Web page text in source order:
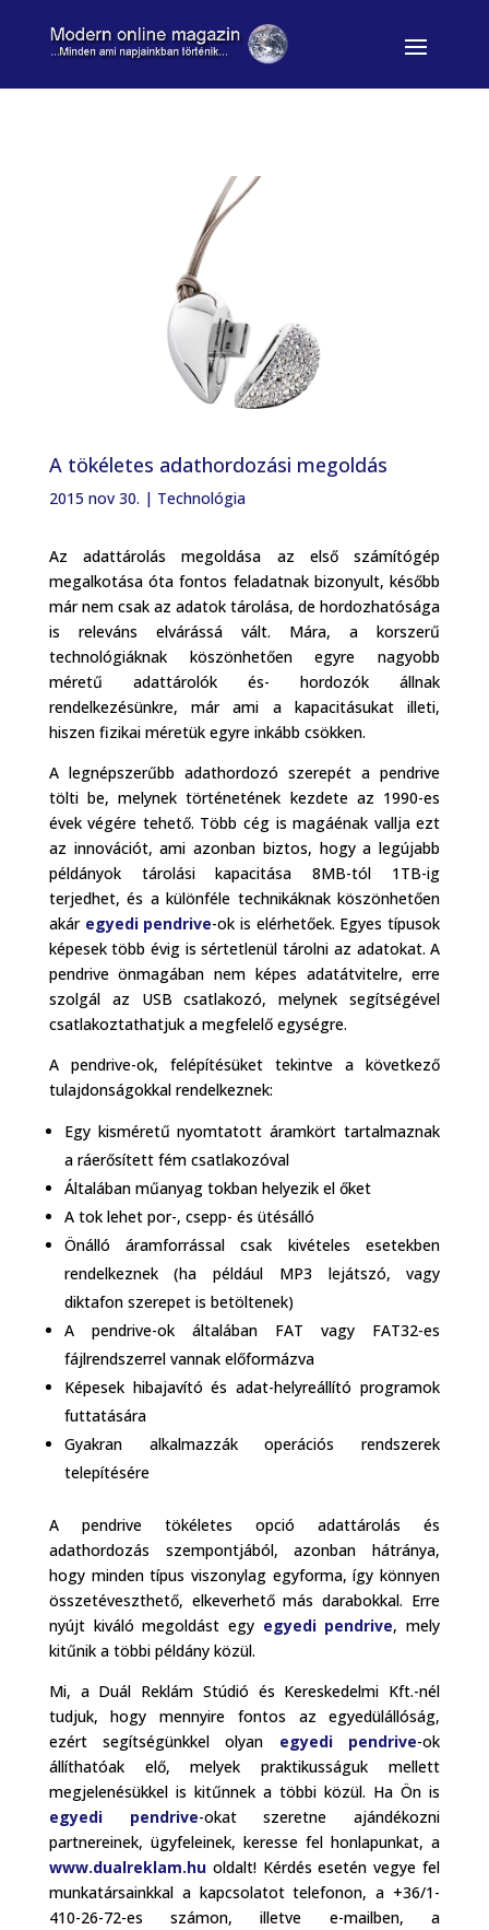
A tökéletes adathordozási megoldás
2015 nov 30. | Technológia
Az adattárolás megoldása az első számítógép
megalkotása óta fontos feladatnak bizonyult, később
már nem csak az adatok tárolása, de hordozhatósága
is releváns elvárássá vált. Mára, a korszerű
technológiáknak köszönhetően egyre nagyobb
méretű adattárolók és- hordozók állnak
rendelkezésünkre, már ami a kapacitásukat illeti,
hiszen fizikai méretük egyre inkább csökken.
A legnépszerűbb adathordozó szerepét a pendrive
tölti be, melynek történetének kezdete az 1990-es
évek végére tehető. Több cég is magáénak vallja ezt
az innovációt, ami azonban biztos, hogy a legújabb
példányok tárolási kapacitása 8MB-tól 1TB-ig
terjedhet, és a különféle technikáknak köszönhetően
akár egyedi pendrive-ok is elérhetőek. Egyes típusok
képesek több évig is sértetlenül tárolni az adatokat. A
pendrive önmagában nem képes adatátvitelre, erre
szolgál az USB csatlakozó, melynek segítségével
csatlakoztathatjuk a megfelelő egységre.
A pendrive-ok, felépítésüket tekintve a következő
tulajdonságokkal rendelkeznek:
Egy kisméretű nyomtatott áramkört tartalmaznak
a ráerősített fém csatlakozóval
Általában műanyag tokban helyezik el őket
A tok lehet por-, csepp- és ütésálló
Önálló áramforrással csak kivételes esetekben
rendelkeznek (ha például MP3 lejátszó, vagy
diktafon szerepet is betöltenek)
A pendrive-ok általában FAT vagy FAT32-es
fájlrendszerrel vannak előformázva
Képesek hibajavító és adat-helyreállító programok
futtatására
Gyakran alkalmazzák operációs rendszerek
telepítésére
A pendrive tökéletes opció adattárolás és
adathordozás szempontjából, azonban hátránya,
hogy minden típus viszonylag egyforma, így könnyen
összetéveszthető, elkeverhető más darabokkal. Erre
nyújt kiváló megoldást egy egyedi pendrive, mely
kitűnik a többi példány közül.
Mi, a Duál Reklám Stúdió és Kereskedelmi Kft.-nél
tudjuk, hogy mennyire fontos az egyedülállóság,
ezért segítségünkkel olyan egyedi pendrive-ok
állíthatóak elő, melyek praktikusságuk mellett
megjelenésükkel is kitűnnek a többi közül. Ha Ön is
egyedi
pendrive-okat szeretne ajándékozni
partnereinek, ügyfeleinek, keresse fel honlapunkat, a
www.dualreklam.huoldalt! Kérdés esetén vegye fel
munkatársainkkal a kapcsolatot telefonon, a +36/1-
410-26-72-es számon, illetve e-mailben, a